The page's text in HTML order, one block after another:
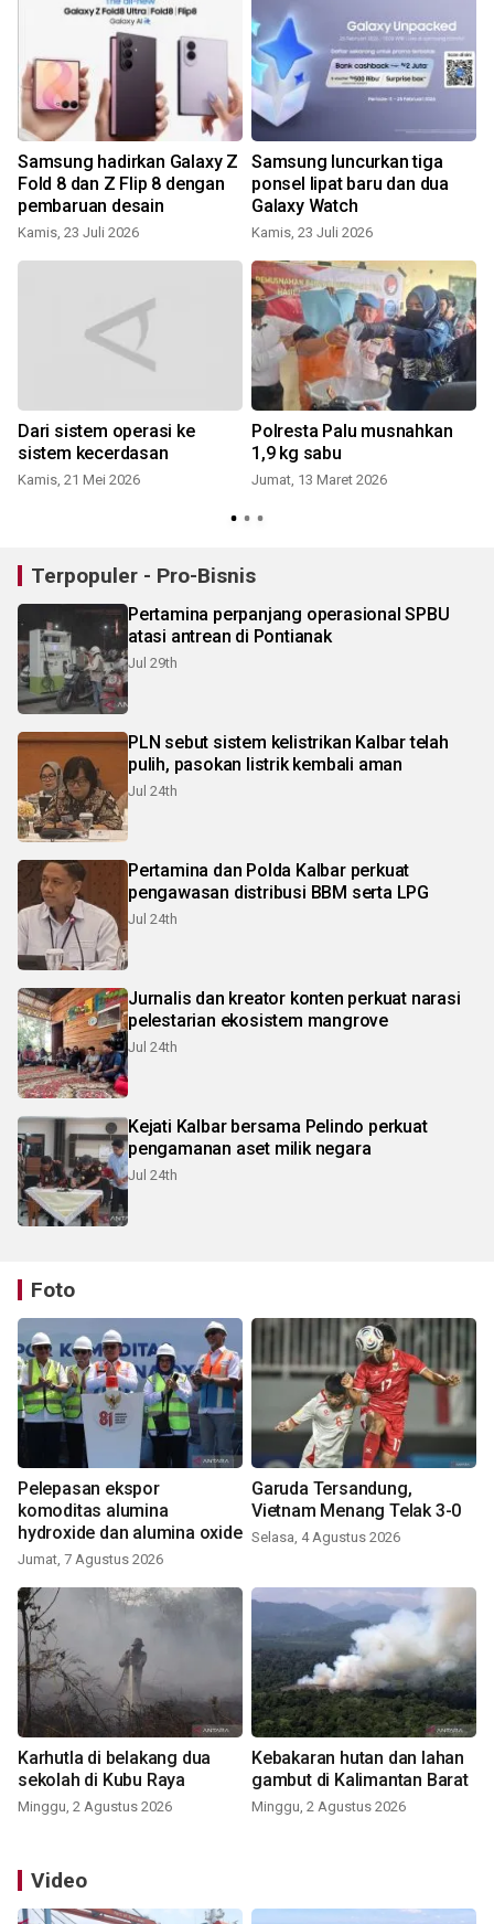
Samsung hadirkan Galaxy Z
Fold 8 dan Z Flip 8 dengan
pembaruan desain
Kamis, 23 Juli 2026
Samsung luncurkan tiga
ponsel lipat baru dan dua
Galaxy Watch
Kamis, 23 Juli 2026
Dari sistem operasi ke
sistem kecerdasan
Kamis, 21 Mei 2026
Polresta Palu musnahkan
1,9 kg sabu
Jumat, 13 Maret 2026
Terpopuler - Pro-Bisnis
Pertamina perpanjang operasional SPBU
atasi antrean di Pontianak
Jul 29th
PLN sebut sistem kelistrikan Kalbar telah
pulih, pasokan listrik kembali aman
Jul 24th
Pertamina dan Polda Kalbar perkuat
pengawasan distribusi BBM serta LPG
Jul 24th
Jurnalis dan kreator konten perkuat narasi
pelestarian ekosistem mangrove
Jul 24th
Kejati Kalbar bersama Pelindo perkuat
pengamanan aset milik negara
Jul 24th
Foto
Pelepasan ekspor
komoditas alumina
hydroxide dan alumina oxide
Jumat, 7 Agustus 2026
Garuda Tersandung,
Vietnam Menang Telak 3-0
Selasa, 4 Agustus 2026
Karhutla di belakang dua
sekolah di Kubu Raya
Minggu, 2 Agustus 2026
Kebakaran hutan dan lahan
gambut di Kalimantan Barat
Minggu, 2 Agustus 2026
Video